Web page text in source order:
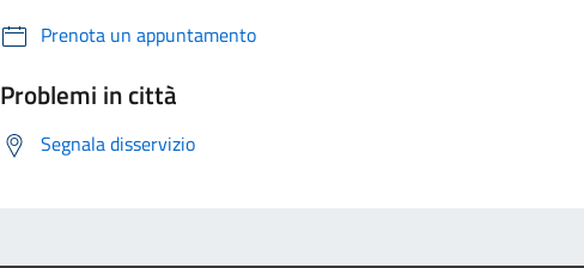
Prenota un appuntamento
Problemi in città
Segnala disservizio